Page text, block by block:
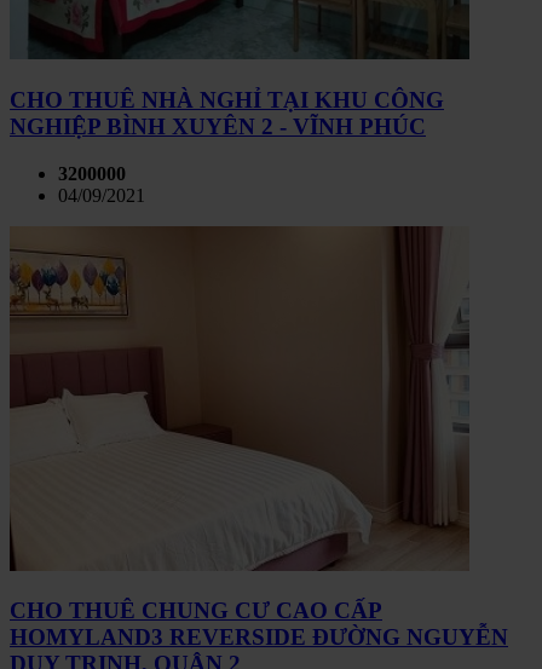
CHO THUÊ NHÀ NGHỈ TẠI KHU CÔNG
NGHIỆP BÌNH XUYÊN 2 - VĨNH PHÚC
3200000
04/09/2021
CHO THUÊ CHUNG CƯ CAO CẤP
HOMYLAND3 REVERSIDE ĐƯỜNG NGUYỄN